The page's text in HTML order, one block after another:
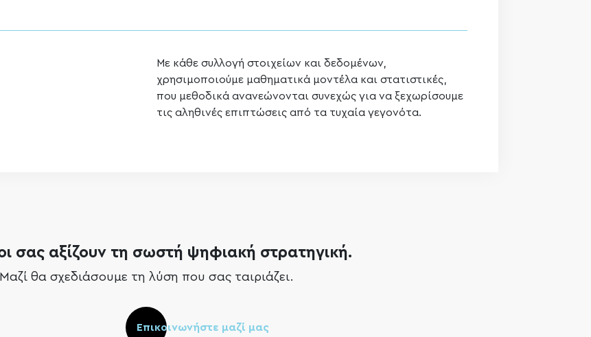
Με κάθε συλλογή στοιχείων και δεδομένων,
χρησιμοποιούμε μαθηματικά μοντέλα και στατιστικές,
που μεθοδικά ανανεώνονται συνεχώς για να ξεχωρίσουμε
τις αληθινές επιπτώσεις από τα τυχαία γεγονότα.
σας αξίζουν τη σωστή ψηφιακή στρατηγική.
Μαζί θα σχεδιάσουμε τη λύση που σας ταιριάζει.
Επικοινωνήστε μαζί μας